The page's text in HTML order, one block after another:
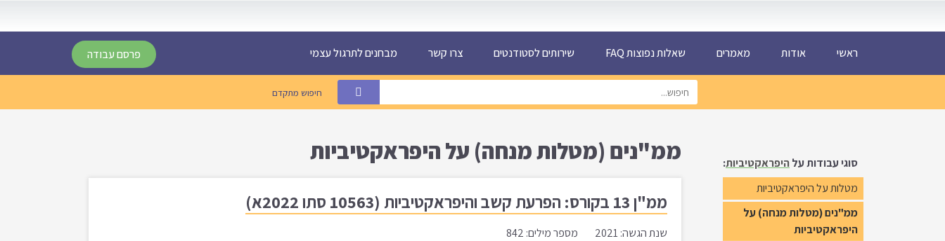
ראשי אודות מאמרים שאלות נפוצות FAQ שירותים לסטודנטים צרו קשר מבחנים לתרגול עצמי פרסם עבודה
חיפוש מתקדם
סוגי עבודות עלהיפראקטיביות:
מטלות על היפראקטיביות
ממ"נים (מטלות מנחה) על
היפראקטיביות
ממ"נים (מטלות מנחה) על היפראקטיביות
ממ"ן 13 בקורס: הפרעת קשב והיפראקטיביות (10563 סתו 2022א)
שנת הגשה: 2021 מספר מילים: 842